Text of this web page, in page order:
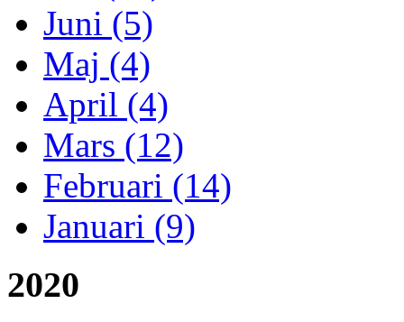
Juni (5)
Maj (4)
April (4)
Mars (12)
Februari (14)
Januari (9)
2020